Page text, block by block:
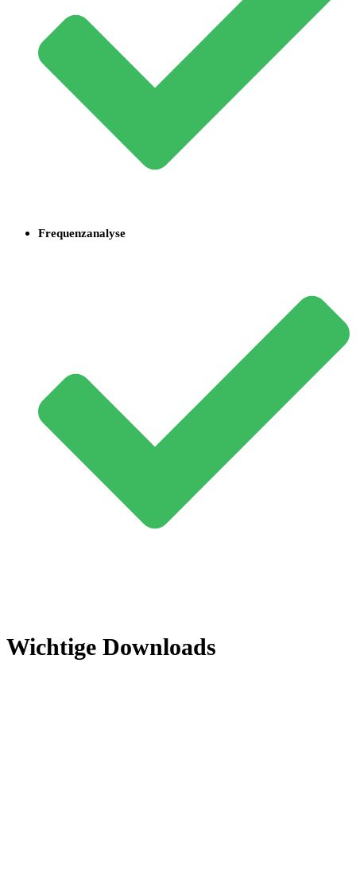
Frequenzanalyse
Wichtige Downloads